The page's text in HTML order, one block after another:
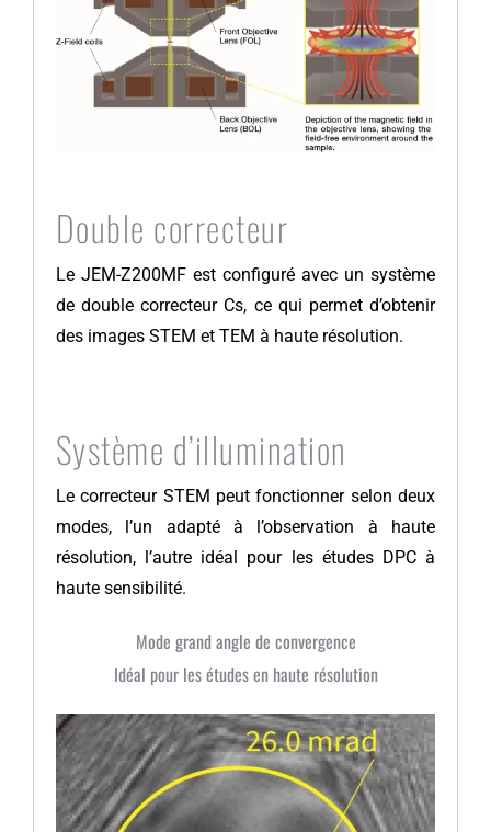
Double correcteur
Le JEM-Z200MF est configuré avec un système
de double correcteur Cs, ce qui permet d’obtenir
des images STEM et TEM à haute résolution.
Système d’illumination
Le correcteur STEM peut fonctionner selon deux
modes, l’un adapté à l’observation à haute
résolution, l’autre idéal pour les études DPC à
haute sensibilité.
Mode grand angle de convergence
Idéal pour les études en haute résolution